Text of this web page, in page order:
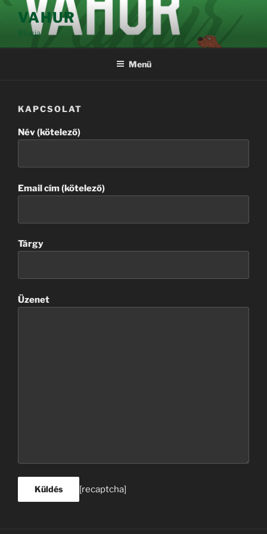
Tartalomhoz
VAHUR
Blogja
Menü
KAPCSOLAT
Név (kötelező)
Email cím (kötelező)
Tárgy
Üzenet
[recaptcha]